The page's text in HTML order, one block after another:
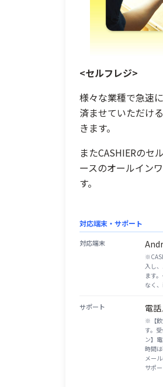
<セルフレジ>
様々な業種で急速
済ませていただけ
きます。
またCASHIERの
ースのオールイン
す。
対応端末・サポート
対応端末
※
入し
ます
なく
サポート 電
※ 【
す。
ン】
時間
メー
サポ